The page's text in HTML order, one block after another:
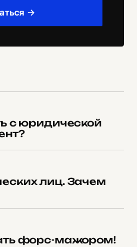
→
с юридической
лиц. Зачем
форс-мажором!